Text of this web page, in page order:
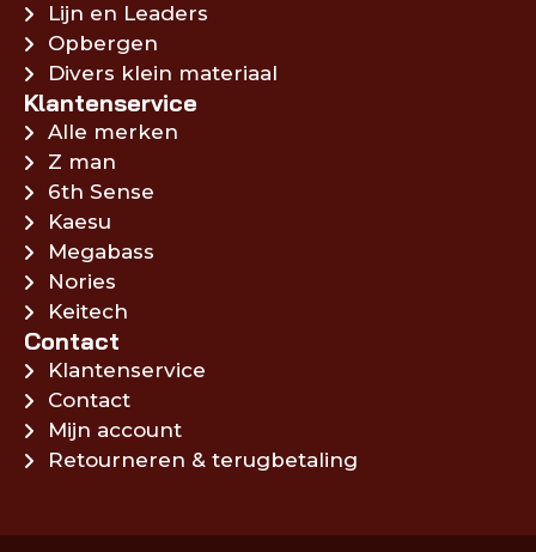
Lijn en Leaders
Opbergen
Divers klein materiaal
Klantenservice
Alle merken
Z man
6th Sense
Kaesu
Megabass
Nories
Keitech
Contact
Klantenservice
Contact
Mijn account
Retourneren & terugbetaling